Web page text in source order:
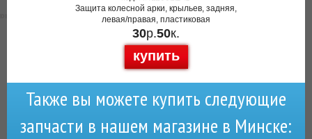
Защита колесной арки, крыльев, задняя,
левая/правая, пластиковая
30р.50к.
купить
Также вы можете купить следующие
запчасти в нашем магазине в Минске: